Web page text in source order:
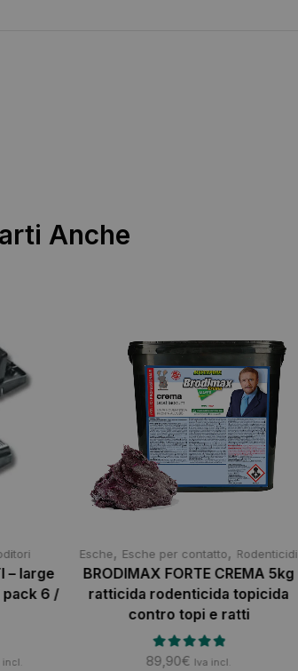
Anche
– large
pack 6 /
incl.
Esche, Esche per contatto, Rodenticidi
BRODIMAX FORTE CREMA 5kg
ratticida rodenticida topicida
contro topi e ratti
89,90€ Iva incl.